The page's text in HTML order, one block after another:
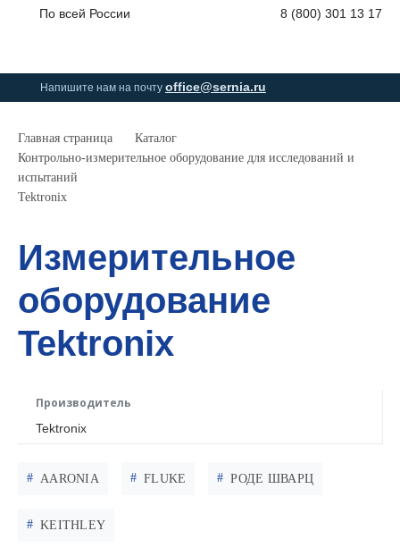
По всей России 8 (800) 301 13 17
Напишите нам на почту office@sernia.ru
Главная страница
Каталог
Контрольно-измерительное оборудование для исследований и
испытаний
Tektronix
Измерительное
оборудование
Tektronix
Производитель
Tektronix
AARONIA FLUKE РОДЕ ШВАРЦ
KEITHLEY